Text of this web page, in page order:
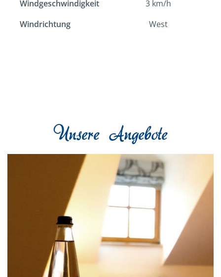
Windgeschwindigkeit
3 km/h
Windrichtung
West
Unsere Angebote